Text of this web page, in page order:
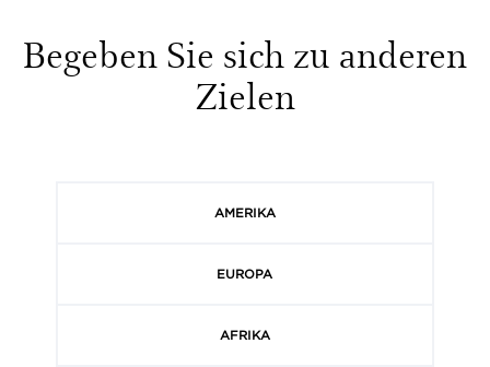
Begeben Sie sich zu anderen
Zielen
AMERIKA
EUROPA
AFRIKA